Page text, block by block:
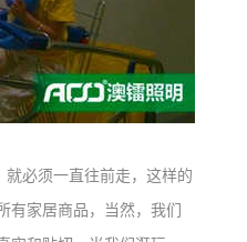
必须一直往前走，这样的
有家居商品，当然，我们